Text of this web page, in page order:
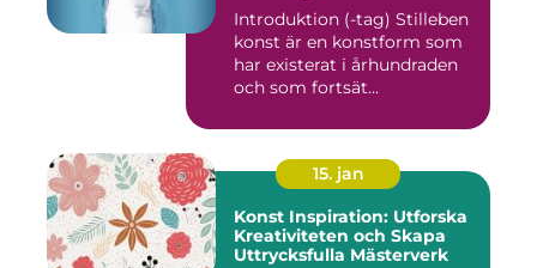
Introduktion (-tag) Stilleben
konst är en konstform som
har existerat i århundraden
och som fortsät...
15. jan
Konst Inspiration: Utforska
Kreativiteten och Skapa
Uttrycksfulla Mästerverk